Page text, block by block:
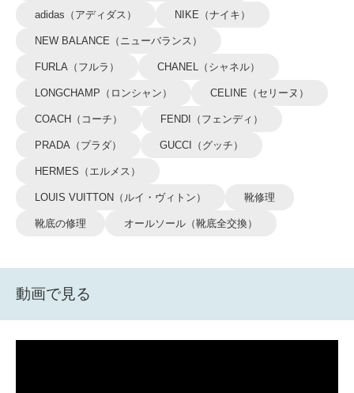
adidas（アディダス） NIKE（ナイキ）
NEW BALANCE（ニューバランス）
FURLA（フルラ） CHANEL（シャネル）
LONGCHAMP（ロンシャン） CELINE（セリーヌ）
COACH（コーチ） FENDI（フェンディ）
PRADA（プラダ） GUCCI（グッチ）
HERMES（エルメス）
LOUIS VUITTON（ルイ・ヴィトン） 靴修理
靴底の修理 オールソール（靴底全交換）
動画で見る